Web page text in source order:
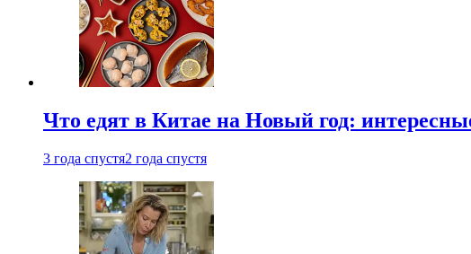
Что едят в Китае на Новый год:
3 года спустя2 года спустя